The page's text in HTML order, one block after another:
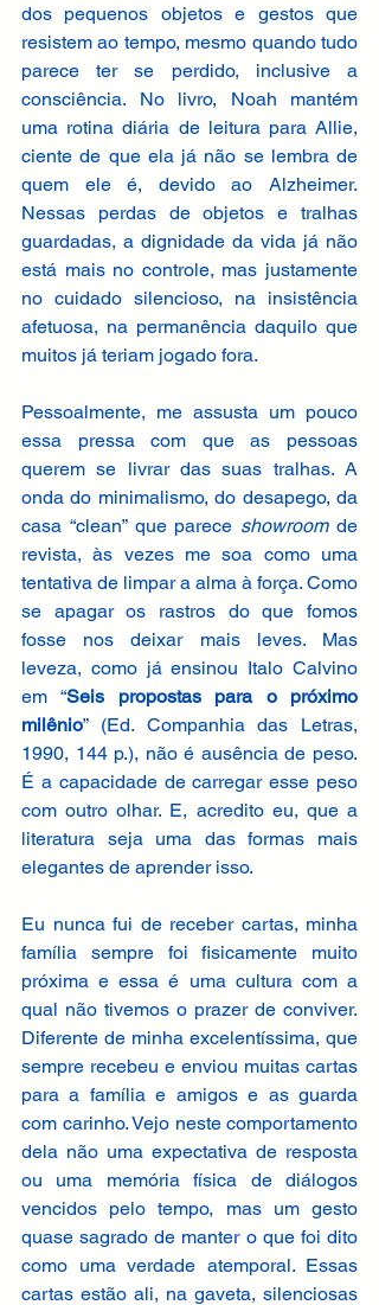
dos pequenos objetos e gestos que
resistem ao tempo, mesmo quando tudo
parece ter se perdido, inclusive a
consciência. No livro, Noah mantém
uma rotina diária de leitura para Allie,
ciente de que ela já não se lembra de
quem ele é, devido ao Alzheimer.
Nessas perdas de objetos e tralhas
guardadas, a dignidade da vida já não
está mais no controle, mas justamente
no cuidado silencioso, na insistência
afetuosa, na permanência daquilo que
muitos já teriam jogado fora.
Pessoalmente, me assusta um pouco
essa pressa com que as pessoas
querem se livrar das suas tralhas. A
onda do minimalismo, do desapego, da
casa “clean” que parece showroom de
revista, às vezes me soa como uma
tentativa de limpar a alma à força. Como
se apagar os rastros do que fomos
fosse nos deixar mais leves. Mas
leveza, como já ensinou Italo Calvino
em “Seis propostas para o próximo
milênio” (Ed. Companhia das Letras,
1990, 144 p.), não é ausência de peso.
É a capacidade de carregar esse peso
com outro olhar. E, acredito eu, que a
literatura seja uma das formas mais
elegantes de aprender isso.
Eu nunca fui de receber cartas, minha
família sempre foi fisicamente muito
próxima e essa é uma cultura com a
qual não tivemos o prazer de conviver.
Diferente de minha excelentíssima, que
sempre recebeu e enviou muitas cartas
para a família e amigos e as guarda
com carinho. Vejo neste comportamento
dela não uma expectativa de resposta
ou uma memória física de diálogos
vencidos pelo tempo, mas um gesto
quase sagrado de manter o que foi dito
como uma verdade atemporal. Essas
cartas estão ali, na gaveta, silenciosas